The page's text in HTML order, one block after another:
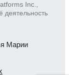
Марии
Inc.,
деятельность